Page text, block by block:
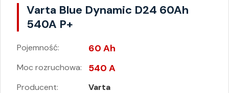
Varta Blue Dynamic D24 60Ah
540A P+
Pojemność: 60 Ah
Moc rozruchowa: 540 A
Producent: Varta